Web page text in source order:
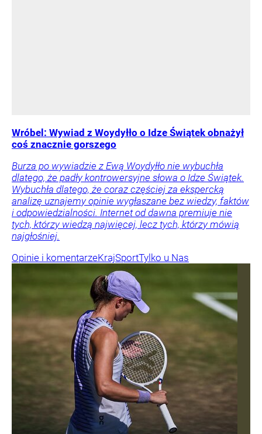
Wróbel: Wywiad z Woydyłło o Idze Świątek obnażył
coś znacznie gorszego
Burza po wywiadzie z Ewą Woydyłło nie wybuchła
dlatego, że padły kontrowersyjne słowa o Idze Świątek.
Wybuchła dlatego, że coraz częściej za ekspercką
analizę uznajemy opinie wygłaszane bez wiedzy, faktów
i odpowiedzialności. Internet od dawna premiuje nie
tych, którzy wiedzą najwięcej, lecz tych, którzy mówią
najgłośniej.
Opinie i komentarzeKrajSportTylko u Nas